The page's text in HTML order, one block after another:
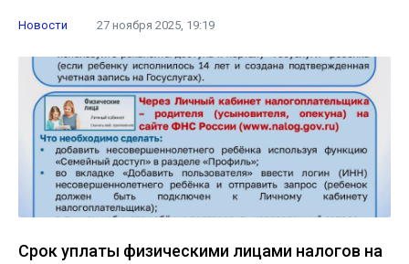
Новости 27 ноября 2025, 19:19
Срок уплаты физическими лицами налогов на